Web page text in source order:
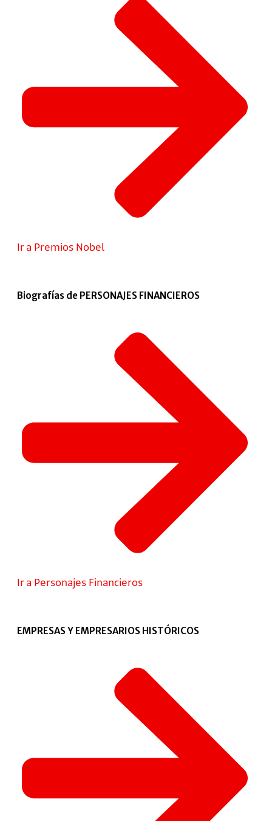
Ir a Premios Nobel
Biografías de PERSONAJES FINANCIEROS
Ir a Personajes Financieros
EMPRESAS Y EMPRESARIOS HISTÓRICOS